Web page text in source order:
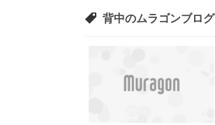
背中のムラゴンブログ